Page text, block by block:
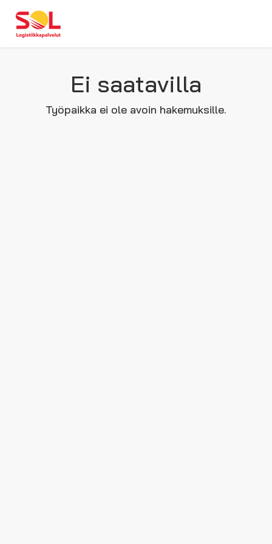
Ei saatavilla
Työpaikka ei ole avoin hakemuksille.